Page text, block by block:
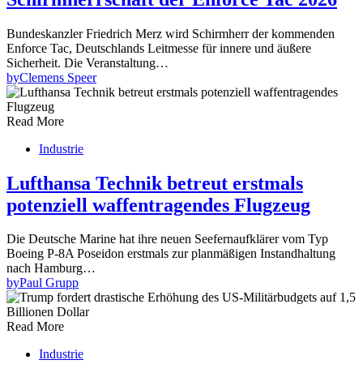
Bundeskanzler Friedrich Merz wird Schirmherr der kommenden
Enforce Tac, Deutschlands Leitmesse für innere und äußere
Sicherheit. Die Veranstaltung…
byClemens Speer
Read More
Industrie
Lufthansa Technik betreut erstmals
potenziell waffentragendes Flugzeug
Die Deutsche Marine hat ihre neuen Seefernaufklärer vom Typ
Boeing P-8A Poseidon erstmals zur planmäßigen Instandhaltung
nach Hamburg…
byPaul Grupp
Read More
Industrie